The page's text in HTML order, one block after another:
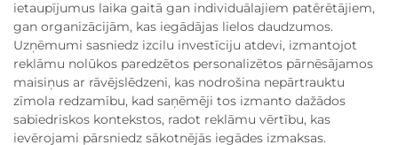
ietaupījumus laika gaitā gan individuālajiem patērētājiem,
gan organizācijām, kas iegādājas lielos daudzumos.
Uzņēmumi sasniedz izcilu investīciju atdevi, izmantojot
reklāmu nolūkos paredzētos personalizētos pārnēsājamos
maisiņus ar rāvējslēdzeni, kas nodrošina nepārtrauktu
zīmola redzamību, kad saņēmēji tos izmanto dažādos
sabiedriskos kontekstos, radot reklāmu vērtību, kas
ievērojami pārsniedz sākotnējās iegādes izmaksas.